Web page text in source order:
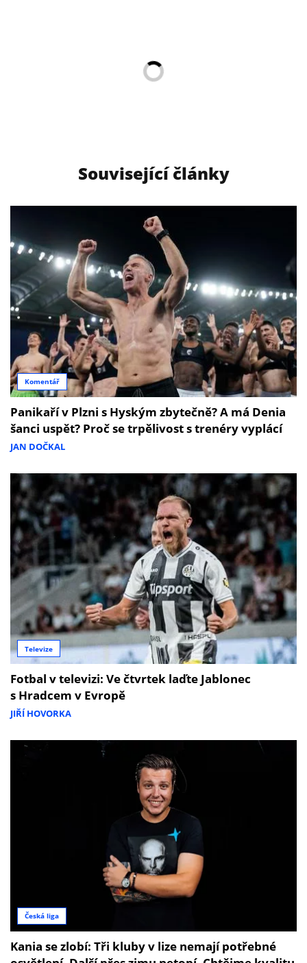
Související články
Komentář
Panikaří v Plzni s Hyským zbytečně? A má Denia
šanci uspět? Proč se trpělivost s trenéry vyplácí
JAN DOČKAL
Televize
Fotbal v televizi: Ve čtvrtek laďte Jablonec
s Hradcem v Evropě
JIŘÍ HOVORKA
Česká liga
Kania se zlobí: Tři kluby v lize nemají potřebné